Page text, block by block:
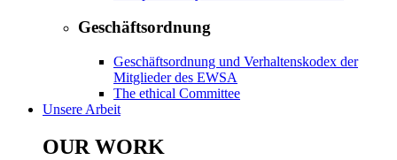
Geschäftsordnung
Geschäftsordnung und Verhaltenskodex der
Mitglieder des EWSA
​​​​​​​​​​​​​​​​​​​​​​The ethical Committee
Unsere Arbeit
OUR WORK